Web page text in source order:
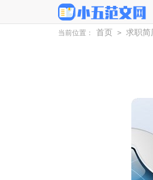
当前位置： 首页 > 求职简